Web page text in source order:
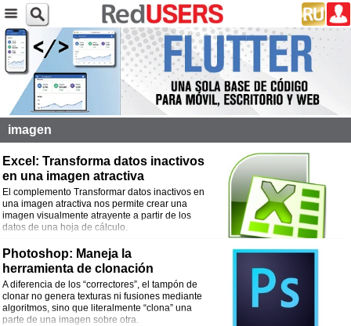
imagen
Excel: Transforma datos inactivos
en una imagen atractiva
El complemento Transformar datos inactivos en
una imagen atractiva nos permite crear una
imagen visualmente atrayente a partir de los
datos de una hoja de cálculo.
Photoshop: Maneja la
herramienta de clonación
A diferencia de los “correctores”, el tampón de
clonar no genera texturas ni fusiones mediante
algoritmos, sino que literalmente “clona” una
parte de una imagen sobre otra.